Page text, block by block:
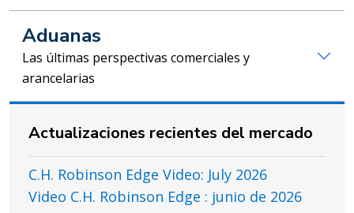
Aduanas
Las últimas perspectivas comerciales y
arancelarias
Actualizaciones recientes del mercado
C.H. Robinson Edge Video: July 2026
Video C.H. Robinson Edge : junio de 2026